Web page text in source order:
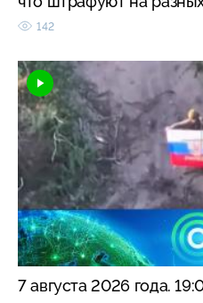
142
7 августа 2026 года.